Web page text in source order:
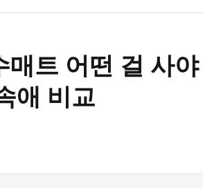
트 어떤 걸 사
애 비교